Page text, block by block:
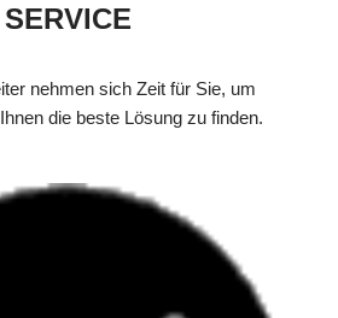
SERVICE
nehmen sich Zeit für Sie, um
die beste Lösung zu finden.